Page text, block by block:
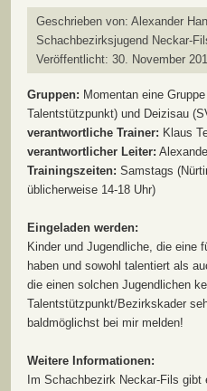
Geschrieben von: Alexander
Schachbezirksjugend Neckar-
Veröffentlicht: 30. November
Gruppen: Momentan eine
Talentstützpunkt) und Deizisau
verantwortliche Trainer: Klaus
verantwortlicher Leiter:
Trainingszeiten: Samstags
üblicherweise 14-18 Uhr)
Eingeladen werden:
Kinder und Jugendliche, die eine
haben und sowohl talentiert als
die einen solchen Jugendlichen
Talentstützpunkt/Bezirkskader
baldmöglichst bei mir melden!
Weitere Informationen:
Im Schachbezirk Neckar-Fils